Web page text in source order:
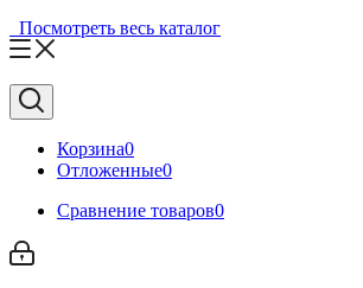
Посмотреть весь каталог
Корзина0
Отложенные0
Сравнение товаров0